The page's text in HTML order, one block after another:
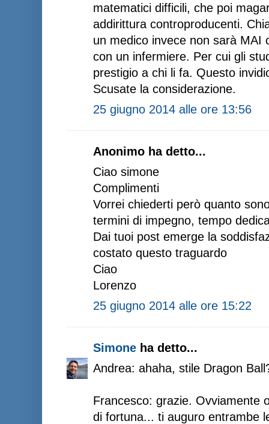
matematici difficili, che poi
addirittura controproducenti.
un medico invece non sarà MAI
con un infermiere. Per cui gli
prestigio a chi li fa. Questo
Scusate la considerazione.
25 giugno 2014 alle ore 13:56
Anonimo ha detto...
Ciao simone
Complimenti
Vorrei chiederti però quanto
termini di impegno, tempo
Dai tuoi post emerge la
costato questo traguardo
Ciao
Lorenzo
25 giugno 2014 alle ore 15:22
Simone ha detto...
Andrea: ahaha, stile Dragon
Francesco: grazie. Ovviamente
di fortuna... ti auguro entrambe